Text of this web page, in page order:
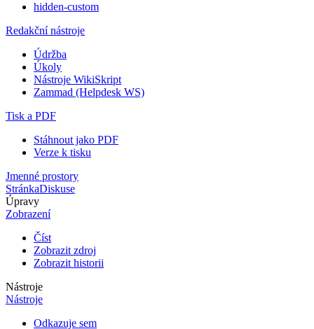
hidden-custom
Redakční nástroje
Údržba
Úkoly
Nástroje WikiSkript
Zammad (Helpdesk WS)
Tisk a PDF
Stáhnout jako PDF
Verze k tisku
Jmenné prostory
StránkaDiskuse
Úpravy
Zobrazení
Číst
Zobrazit zdroj
Zobrazit historii
Nástroje
Nástroje
Odkazuje sem